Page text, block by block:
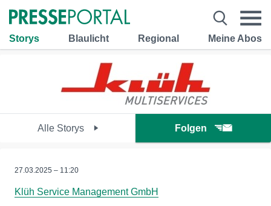
Storys Blaulicht Regional Meine Abos
Alle Storys Folgen
27.03.2025 – 11:20
Klüh Service Management GmbH